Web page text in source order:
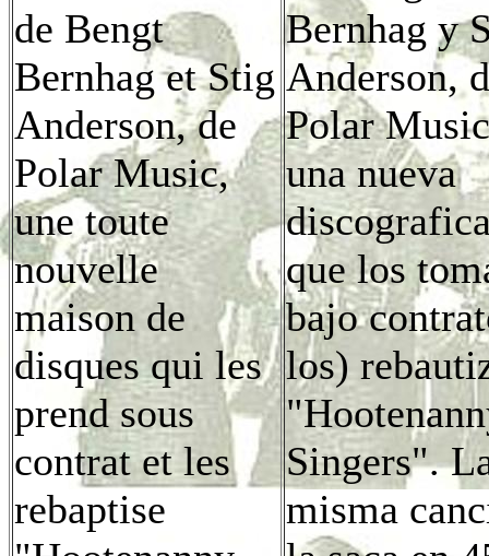
de Bengt
Bernhag et Stig
Anderson, de
Polar Music,
une toute
nouvelle
maison de
disques qui les
prend sous
contrat et les
rebaptise
Bernhag y
Anderson,
Polar
una nueva
que los
bajo
los)
Singers".
misma